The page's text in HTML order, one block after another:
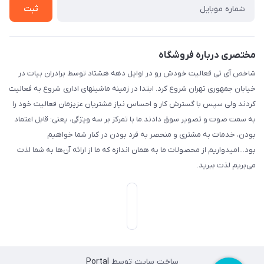
ثبت
مختصری درباره فروشگاه
شاخص آی تی فعالیت خودش رو در اوایل دهه هشتاد توسط برادران بیات در
خیابان جمهوری تهران شروع کرد. ابتدا در زمینه ماشینهای اداری شروع به فعالیت
کردند ولی سپس با گسترش کار و احساس نیاز مشتریان عزیزمان فعالیت خود را
به سمت صوت و تصویر سوق دادند.ما با تمرکز بر سه ویژگی، یعنی: قابل اعتماد
بودن، خدمات به مشتری و منحصر به فرد بودن در کنار شما خواهیم
بود...امیدواریم از محصولات ما به همان اندازه که ما از ارائه آن‌ها به شما لذت
می‌‌بریم لذت ببرید.